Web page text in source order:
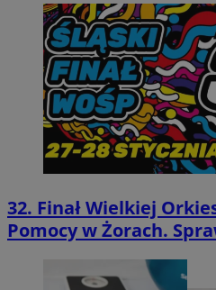
32. Finał Wielkiej
Pomocy w Żorach.